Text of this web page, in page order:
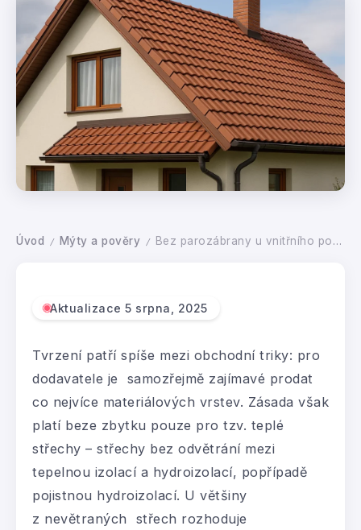
Úvod / Mýty a pověry / Bez parozábrany u vnitřního povrchu není možné provést bezpečné zateplení šikmé střechy podkroví
Aktualizace 5 srpna, 2025
Tvrzení patří spíše mezi obchodní triky: pro
dodavatele je samozřejmě zajímavé prodat
co nejvíce materiálových vrstev. Zásada však
platí beze zbytku pouze pro tzv. teplé
střechy – střechy bez odvětrání mezi
tepelnou izolací a hydroizolací, popřípadě
pojistnou hydroizolací. U většiny
z nevětraných střech rozhoduje